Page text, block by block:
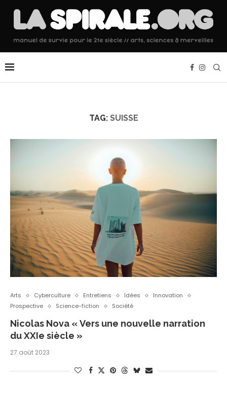
TAG: SUISSE
Arts Cyberculture Entretiens Idées
Innovation
Prospective
Science-fiction Société
Nicolas Nova « Vers une nouvelle narration
du XXIe siècle »
27 août 2023